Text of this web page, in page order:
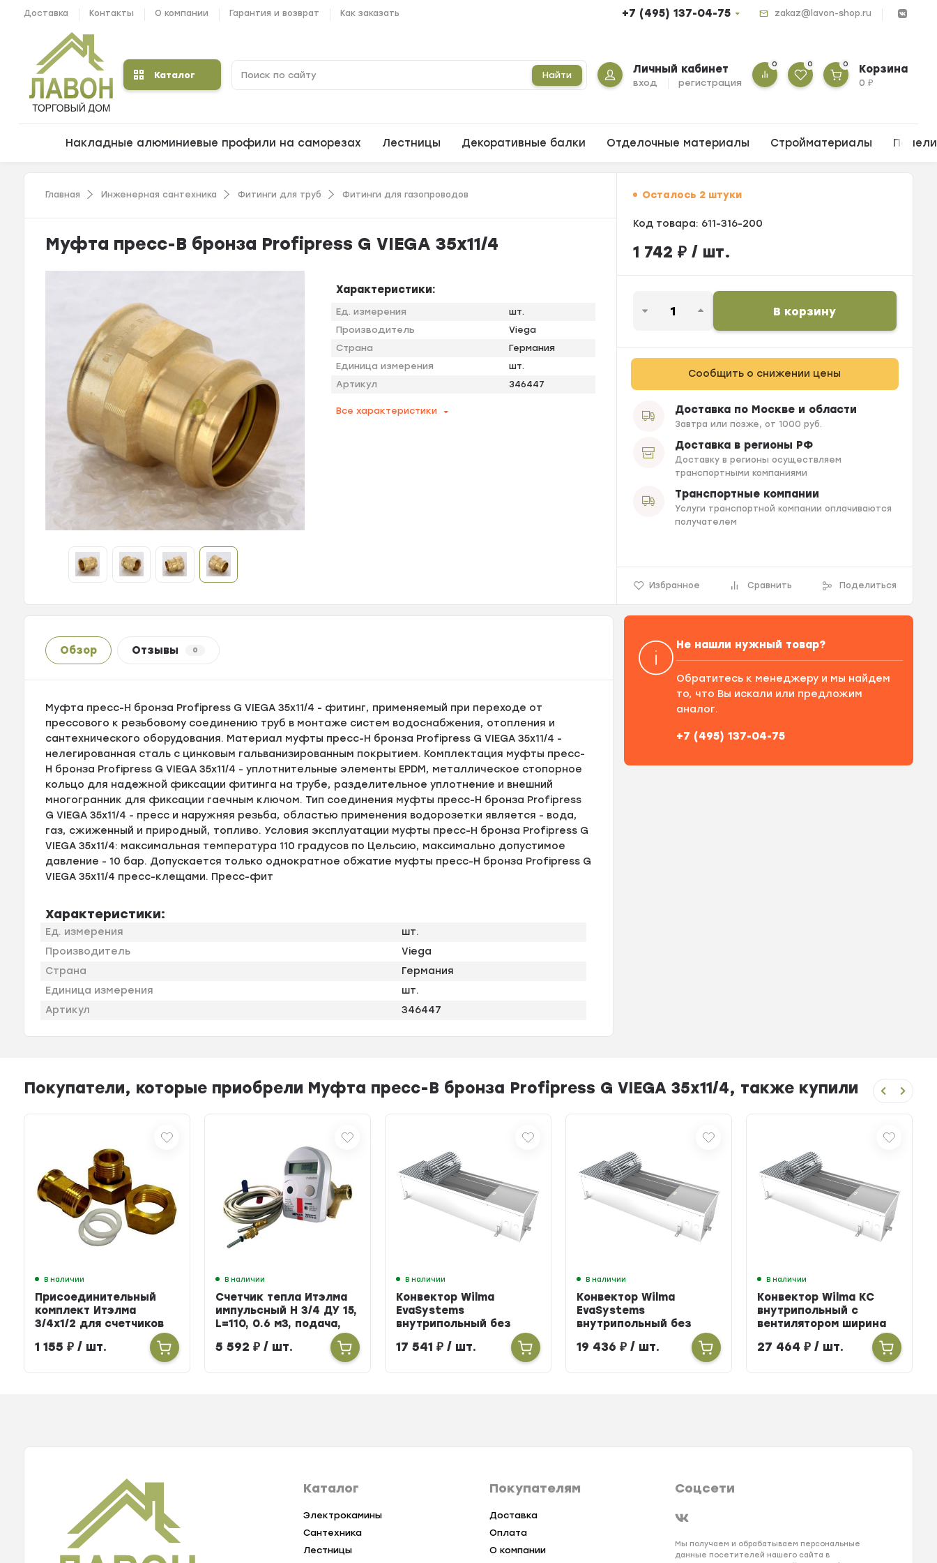
Доставка Контакты О компании Гарантия и возврат Как заказать +7 (495) 137-04-75 zakaz@lavon-shop.ru
Каталог Найти Личный кабинет
вход регистрация
0 0 0 Корзина
0₽
Накладные алюминиевые профили на саморезах Лестницы Декоративные балки Отделочные материалы Стройматериалы
Главная Инженерная сантехника Фитинги для труб Фитинги для газопроводов
Муфта пресс-В бронза Profipress G VIEGA 35x11/4
Характеристики:
Ед. измерения
шт.
Производитель
Viega
Страна
Германия
Единица измерения
шт.
Артикул
346447
Все характеристики
Осталось 2 штуки
Код товара: 611-316-200
1 742 ₽/ шт.
В корзину
Сообщить о снижении цены
Доставка по Москве и области
Завтра или позже, от 1000 руб.
Доставка в регионы РФ
Доставку в регионы осуществляем
транспортными компаниями
Транспортные компании
Услуги транспортной компании оплачиваются
получателем
Избранное Сравнить Поделиться
Обзор Отзывы 0
Муфта пресс-Н бронза Profipress G VIEGA 35x11/4 - фитинг, применяемый при переходе от
прессового к резьбовому соединению труб в монтаже систем водоснабжения, отопления и
сантехнического оборудования. Материал муфты пресс-Н бронза Profipress G VIEGA 35x11/4 -
нелегированная сталь с цинковым гальванизированным покрытием. Комплектация муфты пресс-
Н бронза Profipress G VIEGA 35x11/4 - уплотнительные элементы EPDM, металлическое стопорное
кольцо для надежной фиксации фитинга на трубе, разделительное уплотнение и внешний
многогранник для фиксации гаечным ключом. Тип соединения муфты пресс-Н бронза Profipress
G VIEGA 35x11/4 - пресс и наружняя резьба, областью применения водорозетки является - вода,
газ, сжиженный и природный, топливо. Условия эксплуатации муфты пресс-Н бронза Profipress G
VIEGA 35x11/4: максимальная температура 110 градусов по Цельсию, максимально допустимое
давление - 10 бар. Допускается только однократное обжатие муфты пресс-Н бронза Profipress G
VIEGA 35x11/4 пресс-клещами. Пресс-фит
Характеристики:
Ед. измерения
шт.
Производитель
Viega
Страна
Германия
Единица измерения
шт.
Артикул
346447
Не нашли нужный товар?
Обратитесь к менеджеру и мы найдем
то, что Вы искали или предложим
аналог.
+7 (495) 137-04-75
Покупатели, которые приобрели Муфта пресс-В бронза Profipress G VIEGA 35x11/4, также купили
В наличии
Присоединительный
комплект Итэлма
3/4х1/2 для счетчиков
1 155₽ / шт.
В наличии
Счетчик тепла Итэлма
импульсный Н 3/4 ДУ 15,
L=110, 0.6 м3, подача,
5 592₽ / шт.
В наличии
Конвектор Wilma
EvaSystems
внутрипольный без
вентилятора ширина
258мм высота 90мм
17 541₽ / шт.
В наличии
Конвектор Wilma
EvaSystems
внутрипольный без
вентилятора ширина
258мм высота 160мм
19 436₽ / шт.
В наличии
Конвектор Wilma KC
внутрипольный с
вентилятором ширина
303мм высота 100мм
длина 2700мм
27 464₽ / шт.
Каталог
Электрокамины
Сантехника
Лестницы
Покупателям
Доставка
Оплата
О компании
Соцсети
Мы получаем и обрабатываем персональные
данные посетителей нашего сайта в